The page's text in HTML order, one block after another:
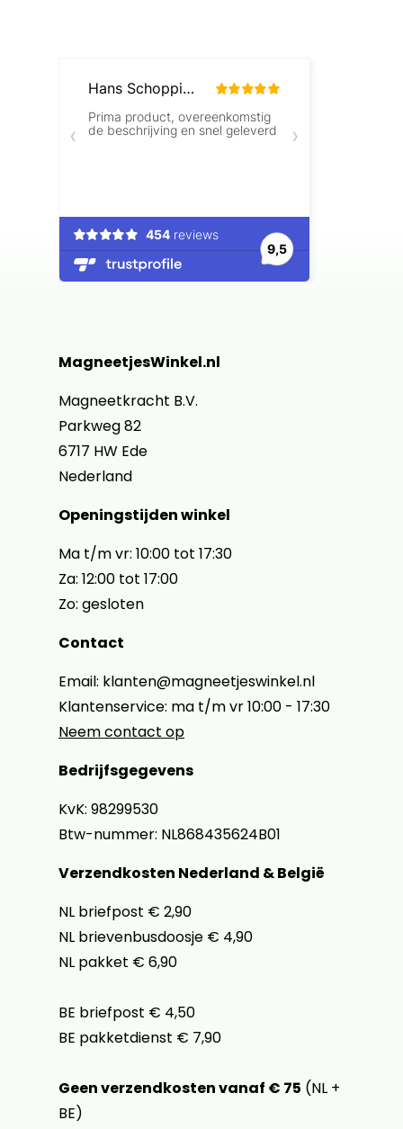
MagneetjesWinkel.nl
Magneetkracht B.V.
Parkweg 82
6717 HW Ede
Nederland
Openingstijden winkel
Ma t/m vr: 10:00 tot 17:30
Za: 12:00 tot 17:00
Zo: gesloten
Contact
Email: klanten@magneetjeswinkel.nl
Klantenservice: ma t/m vr 10:00 - 17:30
Neem contact op
Bedrijfsgegevens
KvK: 98299530
Btw-nummer: NL868435624B01
Verzendkosten Nederland & België
NL briefpost € 2,90
NL brievenbusdoosje € 4,90
NL pakket € 6,90
BE briefpost € 4,50
BE pakketdienst € 7,90
Geen verzendkosten vanaf € 75 (NL +
BE)